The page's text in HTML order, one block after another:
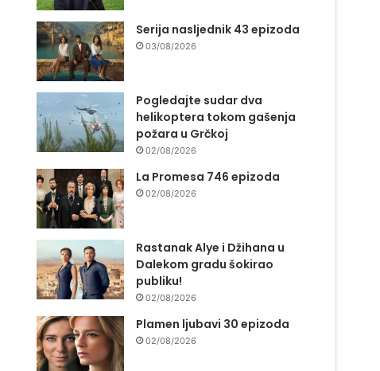
Serija nasljednik 43 epizoda
03/08/2026
Pogledajte sudar dva
helikoptera tokom gašenja
požara u Grčkoj
02/08/2026
La Promesa 746 epizoda
02/08/2026
Rastanak Alye i Džihana u
Dalekom gradu šokirao
publiku!
02/08/2026
Plamen ljubavi 30 epizoda
02/08/2026